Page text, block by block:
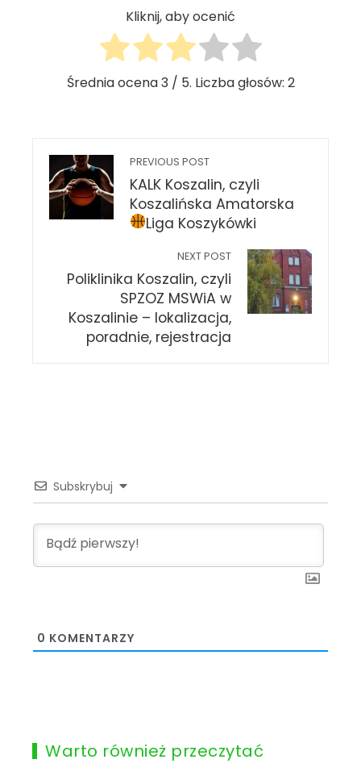
Kliknij, aby ocenić
Średnia ocena3/ 5. Liczba głosów: 2
PREVIOUS POST
KALK Koszalin, czyli
Koszalińska Amatorska
Liga Koszykówki
NEXT POST
Poliklinika Koszalin, czyli
SPZOZ MSWiA w
Koszalinie – lokalizacja,
poradnie, rejestracja
Subskrybuj
0 KOMENTARZY
Warto również przeczytać